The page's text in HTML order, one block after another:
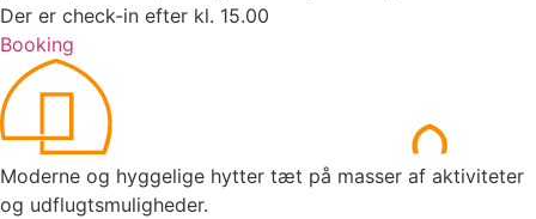
Der er check-in efter kl. 15.00
Booking
Moderne og hyggelige hytter tæt på masser af aktiviteter
og udflugtsmuligheder.